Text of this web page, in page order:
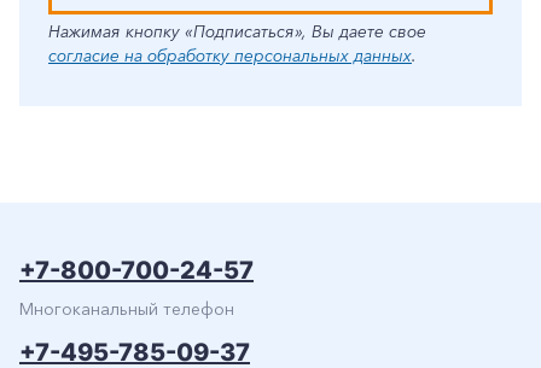
Нажимая кнопку «Подписаться», Вы даете свое
согласие на обработку персональных данных.
+7-800-700-24-57
Многоканальный телефон
+7-495-785-09-37